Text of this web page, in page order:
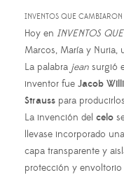
INVENTOS QUE
Hoy en INVENTOS
Marcos, María y
La palabra jean surgió
inventor fue Jacob
Strauss para
La invención del celo
llevase incorporado
capa transparente y
protección y envoltorio